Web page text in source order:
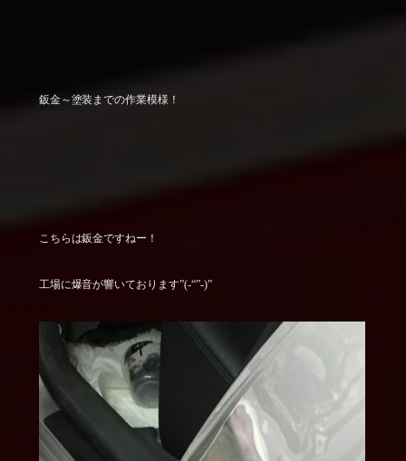
鈑金～塗装までの作業模様！
こちらは鈑金ですねー！
工場に爆音が響いております”(-“”-)”